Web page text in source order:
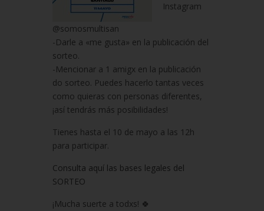
Instagram
@somosmultisan
-Darle a «me gusta» en la publicación del
sorteo.
-Mencionar a 1 amigx en la publicación
do sorteo. Puedes hacerlo tantas veces
como quieras con personas diferentes,
¡así tendrás más posibilidades!
Tienes hasta el 10 de mayo a las 12h
para participar.
Consulta aquí las bases legales del
SORTEO
¡Mucha suerte a todxs! 🍀